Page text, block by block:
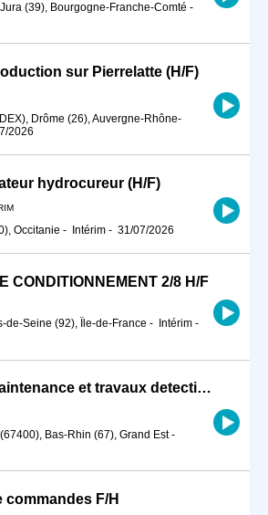
(39), Bourgogne-Franche-Comté -
sur Pierrelatte (H/F)
Drôme (26), Auvergne-Rhône-
2026
hydrocureur (H/F)
Occitanie - Intérim - 31/07/2026
CONDITIONNEMENT 2/8 H/F
de-Seine (92), Île-de-France - Intérim -
Opérateur de maintenance et travaux detection et recherche de fuites (H/F)
Bas-Rhin (67), Grand Est-
commandes F/H